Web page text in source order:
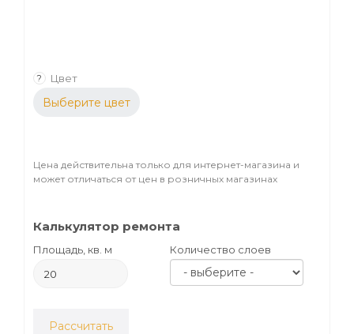
? Цвет
Выберите цвет
Цена действительна только для интернет-магазина и
может отличаться от цен в розничных магазинах
Калькулятор ремонта
Площадь, кв. м Количество слоев
Рассчитать